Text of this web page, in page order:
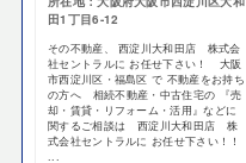
田1丁目6-12
その不動産、 西淀川大和田店 株式会
社セントラルに お任せ下さい！ 大阪
市西淀川区・福島区 で 不動産をお持ち
の方へ 相続不動産・中古住宅の 『売
却・賃貸・リフォーム・活用』などに
関するご相談は 西淀川大和田店 株
式会社セントラルに お任せ下さい！！
...